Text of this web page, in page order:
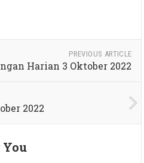
PREVIOUS ARTICLE
Harian 3 Oktober 2022
2022
You